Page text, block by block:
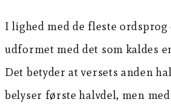
I lighed med de fleste ordsprog
udformet med det som kaldes
Det betyder at versets anden
belyser første halvdel, men